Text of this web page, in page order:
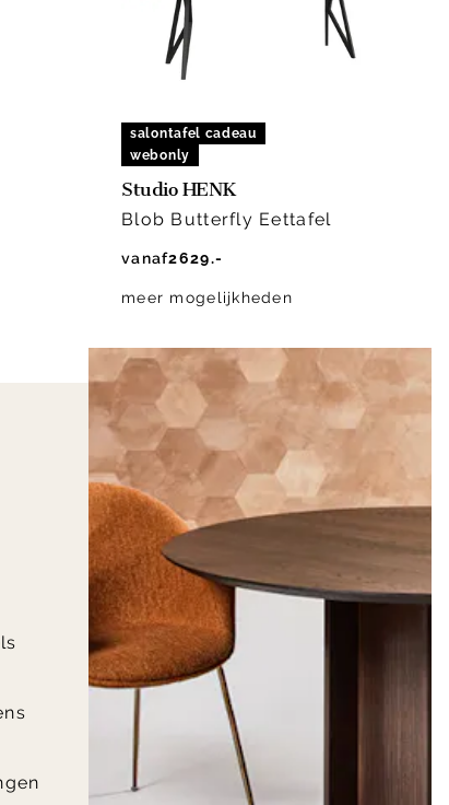
salontafel cadeau
webonly
Studio HENK
Blob Butterfly Eettafel
vanaf2629.-
meer mogelijkheden